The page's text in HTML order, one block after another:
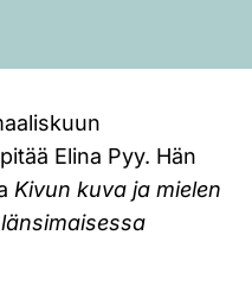
Elina Pyy. Hän
Kivun kuva ja mielen